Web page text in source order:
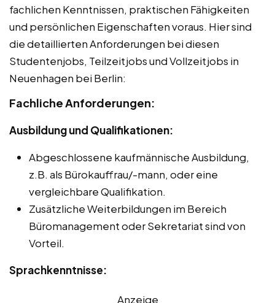
fachlichen Kenntnissen, praktischen Fähigkeiten
und persönlichen Eigenschaften voraus. Hier sind
die detaillierten Anforderungen bei diesen
Studentenjobs, Teilzeitjobs und Vollzeitjobs in
Neuenhagen bei Berlin:
Fachliche Anforderungen:
Ausbildung und Qualifikationen:
Abgeschlossene kaufmännische Ausbildung,
z.B. als Bürokauffrau/-mann, oder eine
vergleichbare Qualifikation.
Zusätzliche Weiterbildungen im Bereich
Büromanagement oder Sekretariat sind von
Vorteil.
Sprachkenntnisse:
Anzeige